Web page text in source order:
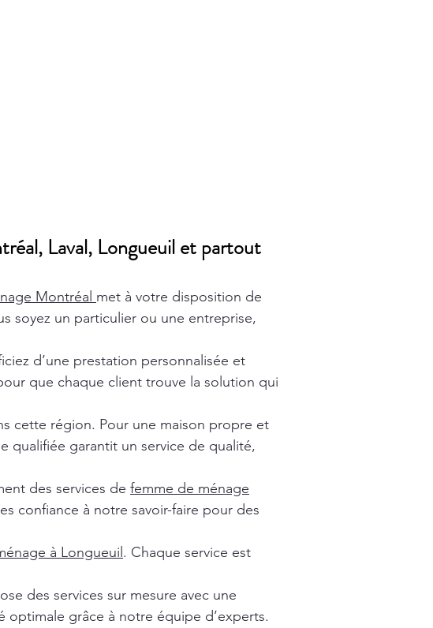
Laval, Longueuil et partout
Montréal met à votre disposition de
soyez un particulier ou une entreprise,
d’une prestation personnalisée et
que chaque client trouve la solution qui
cette région. Pour une maison propre et
qualifiée garantit un service de qualité,
des services de femme de ménage
confiance à notre savoir-faire pour des
à Longueuil . Chaque service est
des services sur mesure avec une
grâce à notre équipe d’experts.